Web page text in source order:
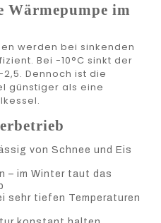
Wärmepumpe im
werden bei sinkenden
Bei -10°C sinkt der
Dennoch ist die
günstiger als eine
von Schnee und Eis
– im Winter taut das
sehr tiefen Temperaturen